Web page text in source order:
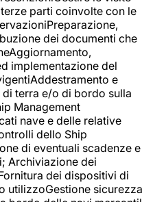
parti coinvolte con le
dei documenti che
implementazione del
e
terra e/o di bordo sulla
Management
nave e delle relative
dello Ship
di eventuali scadenze e
Archiviazione dei
dei dispositivi di
utilizzoGestione sicurezza